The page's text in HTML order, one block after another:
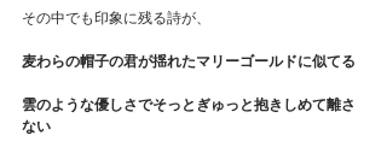
その中でも印象に残る詩が、
麦わらの帽子の君が揺れたマリーゴールドに似てる
雲のような優しさでそっとぎゅっと抱きしめて離さ
ない